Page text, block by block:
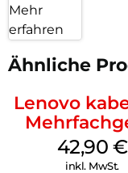
Mehr
erfahren
Ähnliche
Lenovo
Luna Grey
42,90 €
inkl. MwSt.